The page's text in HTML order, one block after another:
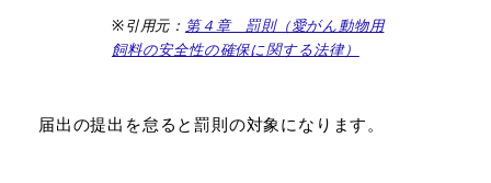
※引用元： 第４章 罰則（愛がん動物用
飼料の安全性の確保に関する法律）
届出の提出を怠ると罰則の対象になります。